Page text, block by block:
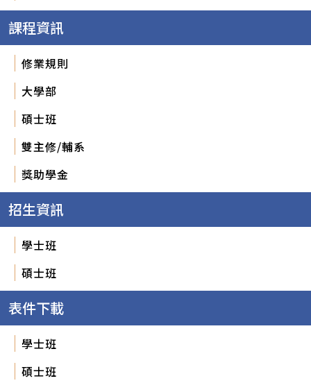
課程資訊
修業規則
大學部
碩士班
雙主修/輔系
獎助學金
招生資訊
學士班
碩士班
表件下載
學士班
碩士班